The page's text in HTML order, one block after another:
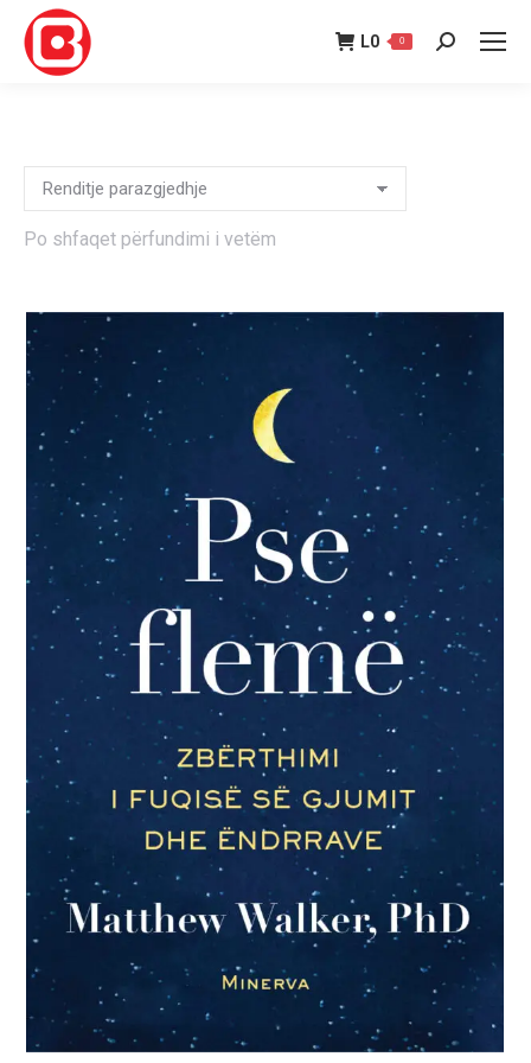
L0 0 Search:
Po shfaqet përfundimi i vetëm